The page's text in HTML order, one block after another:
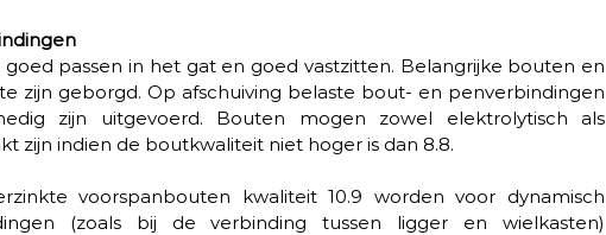
passen in het gat en goed vastzitten. Belangrijke bouten en
zijn geborgd. Op afschuiving belaste bout- en penverbindingen
zijn uitgevoerd. Bouten mogen zowel elektrolytisch als
zijn indien de boutkwaliteit niet hoger is dan 8.8.
voorspanbouten kwaliteit 10.9 worden voor dynamisch
(zoals bij de verbinding tussen ligger en wielkasten)